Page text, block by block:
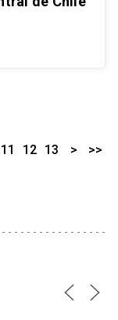
11 12 13 > >>